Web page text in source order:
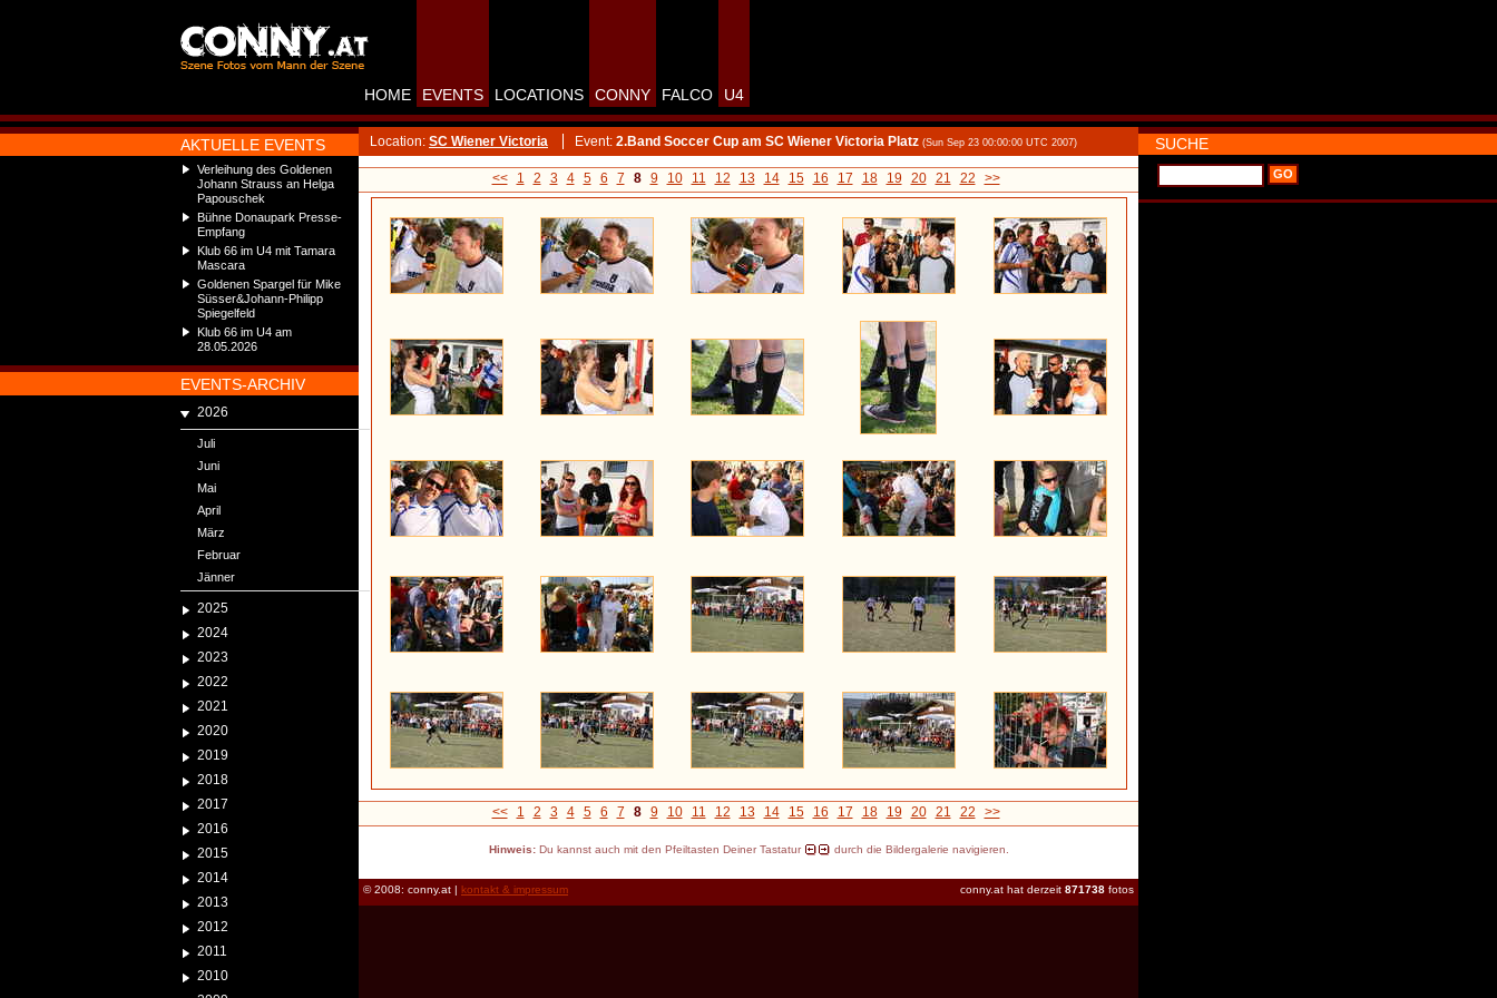
AKTUELLE EVENTS
Verleihung des Goldenen
Johann Strauss an Helga
Papouschek
Bühne Donaupark Presse-
Empfang
Klub 66 im U4 mit Tamara
Mascara
Goldenen Spargel für Mike
Süsser&Johann-Philipp
Spiegelfeld
Klub 66 im U4 am
28.05.2026
EVENTS-ARCHIV
2026
Juli
Juni
Mai
April
März
Februar
Jänner
2025
2024
2023
2022
2021
2020
2019
2018
2017
2016
2015
2014
2013
2012
2011
2010
HOME EVENTS LOCATIONS CONNY FALCO U4
Location: SC Wiener Victoria Event: 2.Band Soccer Cup am SC Wiener Victoria Platz (Sun Sep 23 00:00:00 UTC 2007)
<< 1 2 3 4 5 6 7 8 9 10 11 12 13 14 15 16 17 18 19 20 21 22 >>
<< 1 2 3 4 5 6 7 8 9 10 11 12 13 14 15 16 17 18 19 20 21 22 >>
Hinweis:Du kannst auch mit den Pfeiltasten Deiner Tastatur durch die Bildergalerie navigieren.
conny.at hat derzeit 871738 fotos
© 2008: conny.at | kontakt & impressum
SUCHE